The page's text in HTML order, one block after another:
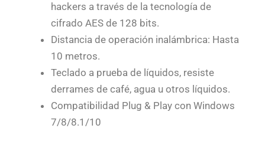
hackers a través de la tecnología de
cifrado AES de 128 bits.
Distancia de operación inalámbrica: Hasta
10 metros.
Teclado a prueba de líquidos, resiste
derrames de café, agua u otros líquidos.
Compatibilidad Plug & Play con Windows
7/8/8.1/10